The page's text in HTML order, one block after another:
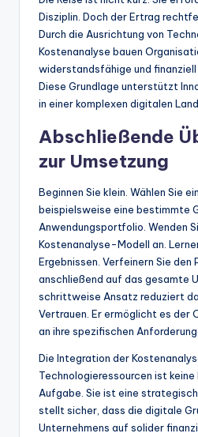
Disziplin. Doch der Ertrag
Durch die Ausrichtung von
Kostenanalyse bauen
widerstandsfähige und
Diese Grundlage unterstützt
in einer komplexen digitalen
Abschließende
zur Umsetzung
Beginnen Sie klein. Wählen Sie
beispielsweise eine bestimmte
Anwendungsportfolio. Wenden
Kostenanalyse-Modell an.
Ergebnissen. Verfeinern Sie den
anschließend auf das gesamte
schrittweise Ansatz reduziert
Vertrauen. Er ermöglicht es der
an ihre spezifischen
Die Integration der
Technologieressourcen ist
Aufgabe. Sie ist eine
stellt sicher, dass die digitale
Unternehmens auf solider